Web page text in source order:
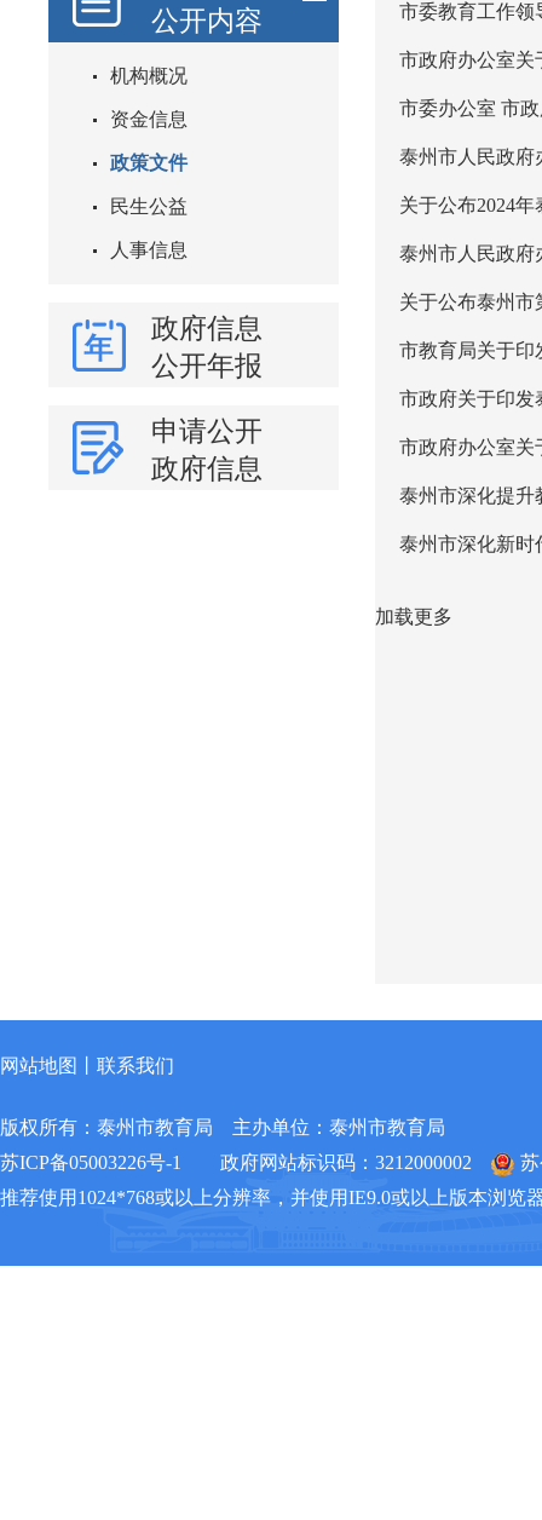
公开内容
机构概况
资金信息
政策文件
民生公益
人事信息
政府信息
公开年报
申请公开
政府信息
市委教育工作领
市政府办公室关
市委办公室 市
泰州市人民政府
关于公布2024
泰州市人民政府
关于公布泰州市
市教育局关于印
市政府关于印发
市政府办公室关
泰州市深化提升
泰州市深化新时
加载更多
网站地图 联系我们
版权所有：泰州市教育局
主办单位：泰州市教育局
苏ICP备05003226号-1
政府网站标识码：3212000002
苏
推荐使用1024*768或以上分辨率，并使用IE9.0或以上版本浏览